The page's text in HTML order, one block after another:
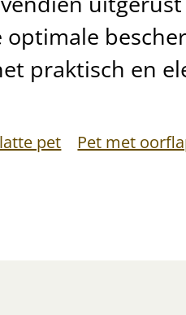
praktisch en
pet Pet met